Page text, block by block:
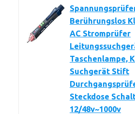
Berührungslos
AC Stromprüfer
Taschenlampe,
Suchgerät Stift
Steckdose
12/48v~1000v